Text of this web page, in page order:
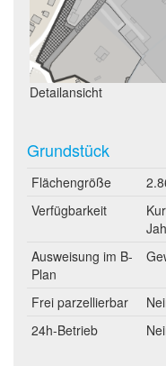
Detailansicht
Grundstück
Flächengröße
Verfügbarkeit
Ausweisung im B-
Plan
Frei parzellierbar
24h-Betrieb